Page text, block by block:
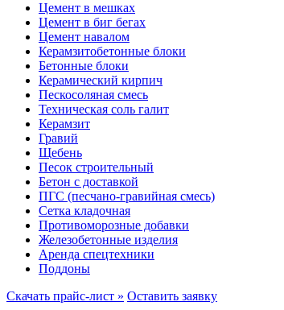
Цемент в мешках
Цемент в биг бегах
Цемент навалом
Керамзитобетонные блоки
Бетонные блоки
Керамический кирпич
Пескосоляная смесь
Техническая соль галит
Керамзит
Гравий
Щебень
Песок строительный
Бетон с доставкой
ПГС (песчано-гравийная смесь)
Сетка кладочная
Противоморозные добавки
Железобетонные изделия
Аренда спецтехники
Поддоны
Скачать прайс-лист » Оставить заявку